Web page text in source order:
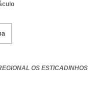
OS ESTICADINHOS